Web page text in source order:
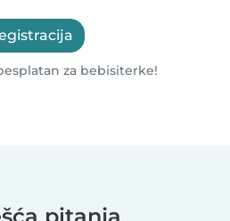
za bebisiterke!